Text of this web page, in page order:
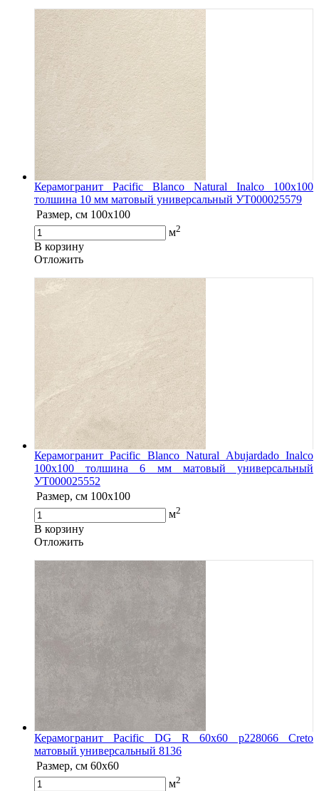
Керамогранит Pacific Blanco Natural Inalco 100x100
толшина 10 мм матовый универсальный УТ000025579
Размер, см 100x100
м2
В корзину
Oтложить
Керамогранит Pacific Blanco Natural Abujardado Inalco
100x100 толшина 6 мм матовый универсальный
УТ000025552
Размер, см 100x100
м2
В корзину
Oтложить
Керамогранит Pacific DG R 60х60 р228066 Creto
матовый универсальный 8136
Размер, см 60x60
м2